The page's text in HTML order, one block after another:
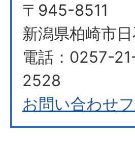
〒945-8511
新潟県柏崎市
電話：0257-
2528
お問い合わせ